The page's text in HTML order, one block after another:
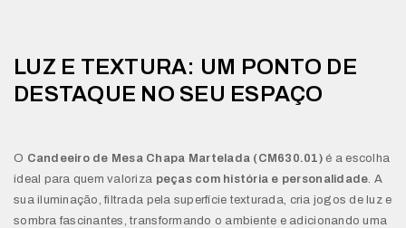
LUZ E TEXTURA: UM PONTO DE
DESTAQUE NO SEU ESPAÇO
O Candeeiro de Mesa Chapa Martelada (CM630.01)é a escolha
ideal para quem valoriza peças com história e personalidade . A
sua iluminação, filtrada pela superfície texturada, cria jogos de luz e
sombra fascinantes, transformando o ambiente e adicionando uma